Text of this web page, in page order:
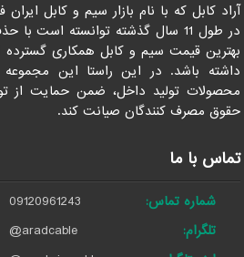
آراد کابل که با نام بازار سیم و کابل
در طول 11 سال گذشته توانسته است
بهترین قیمت سیم و کابل همکاری گسترده
داشته باشد. در این راستا این مجموعه
محصولات تولید داخل، ضمن حمایت از
حقوق مصرف کنندگان صیانت کند.
تماس با ما
شماره تماس:
09120961243
تلگرام:
@aradcable